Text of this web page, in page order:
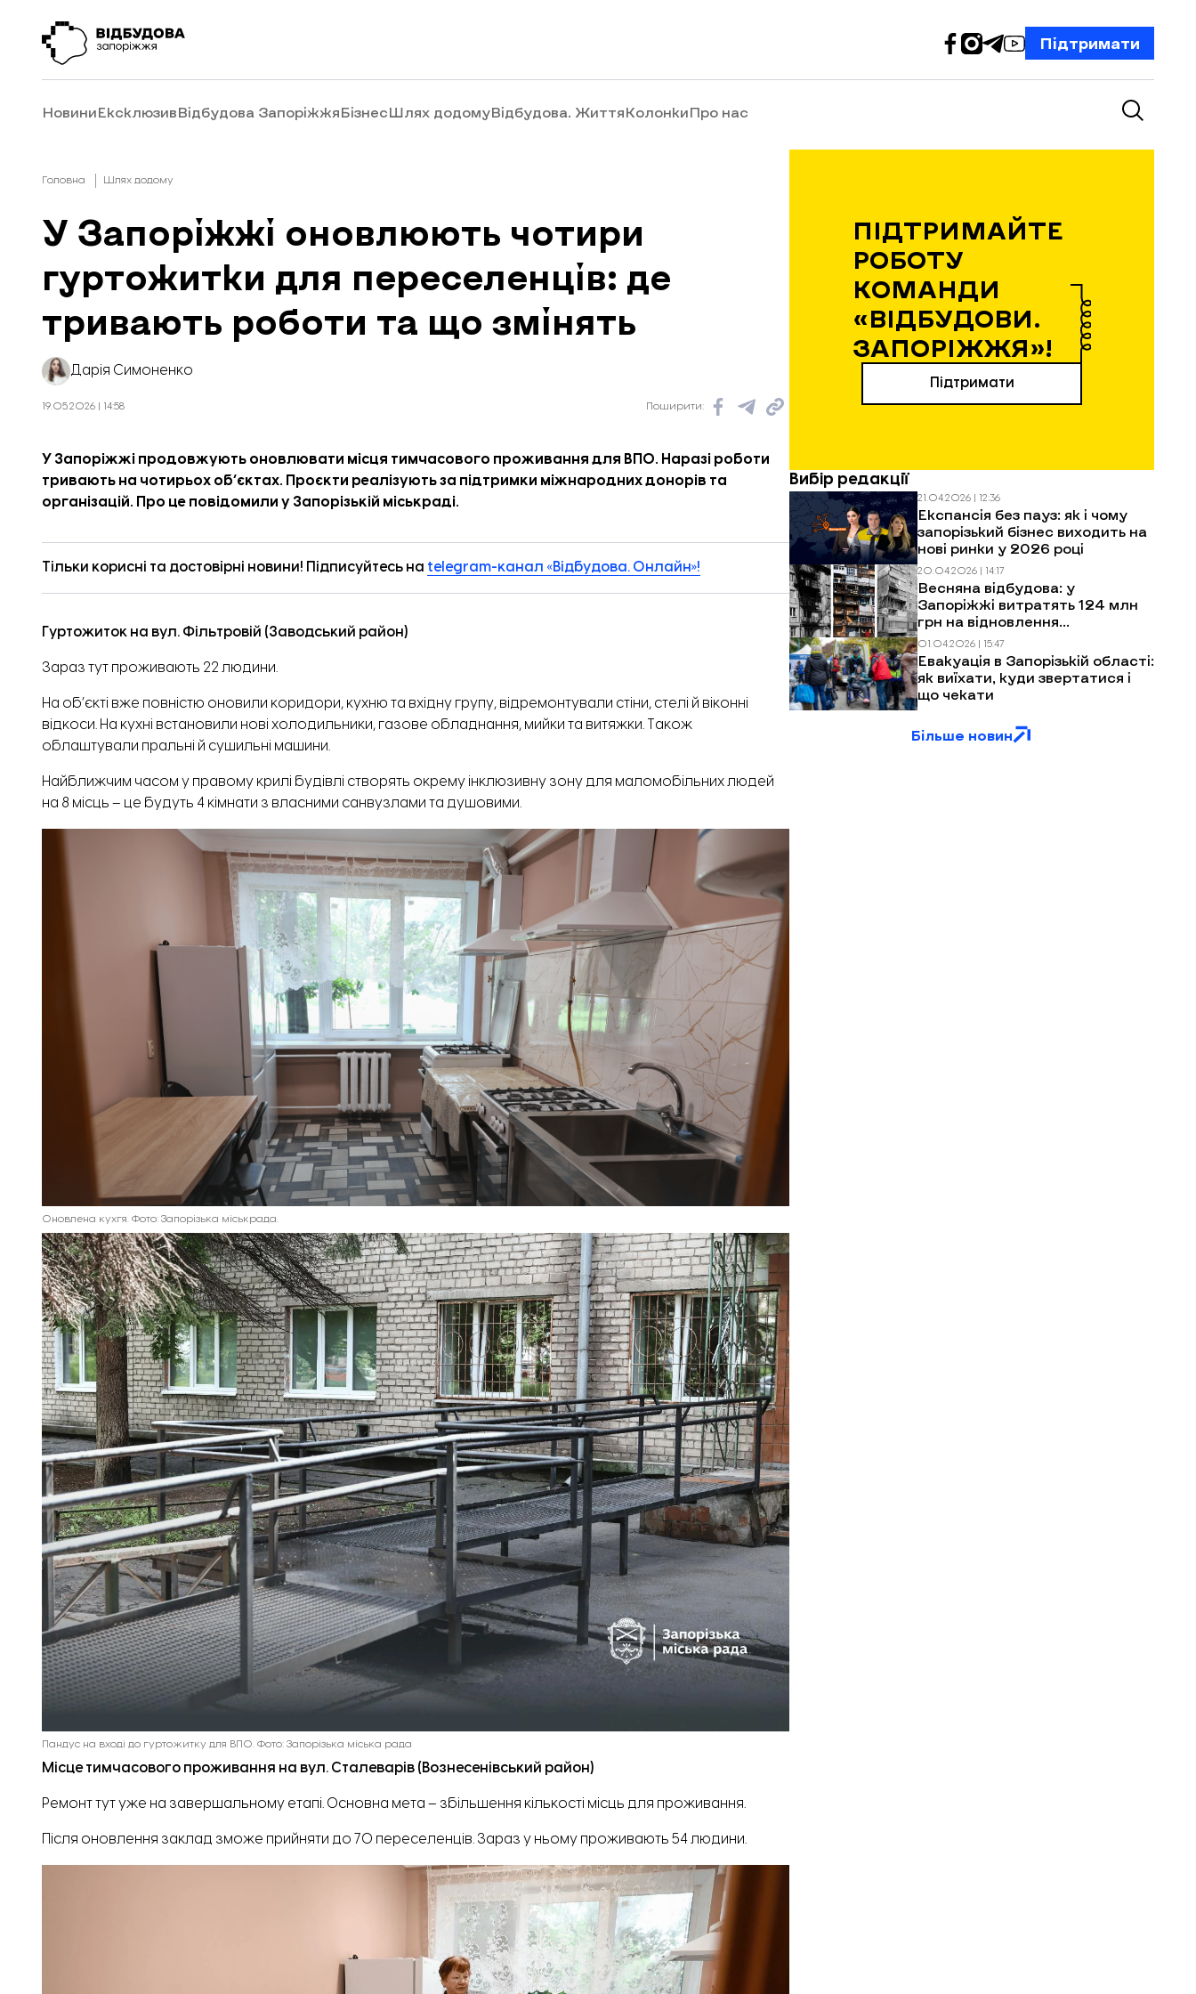
Підтримати
НовиниЕксклюзивВідбудова ЗапоріжжяБізнесШлях додомуВідбудова. ЖиттяКолонкиПро нас
Головна Шлях додому
У Запоріжжі оновлюють чотири
гуртожитки для переселенців: де
тривають роботи та що змінять
Дарія Симоненко
19.05.2026 | 14:58 Поширити:
У Запоріжжі продовжують оновлювати місця тимчасового проживання для ВПО. Наразі роботи
тривають на чотирьох об’єктах. Проєкти реалізують за підтримки міжнародних донорів та
організацій. Про це повідомили у Запорізькій міськраді.
Тільки корисні та достовірні новини! Підписуйтесь на telegram-канал «Відбудова. Онлайн»!
Гуртожиток на вул. Фільтровій (Заводський район)
Зараз тут проживають 22 людини.
На об’єкті вже повністю оновили коридори, кухню та вхідну групу, відремонтували стіни, стелі й віконні
відкоси. На кухні встановили нові холодильники, газове обладнання, мийки та витяжки. Також
облаштували пральні й сушильні машини.
Найближчим часом у правому крилі будівлі створять окрему інклюзивну зону для маломобільних людей
на 8 місць – це будуть 4 кімнати з власними санвузлами та душовими.
Оновлена кухгя. Фото: Запорізька міськрада.
Пандус на вході до гуртожитку для ВПО. Фото: Запорізька міська рада
Місце тимчасового проживання на вул. Сталеварів (Вознесенівський район)
Ремонт тут уже на завершальному етапі. Основна мета – збільшення кількості місць для проживання.
Після оновлення заклад зможе прийняти до 70 переселенців. Зараз у ньому проживають 54 людини.
ПІДТРИМАЙТЕ
РОБОТУ
КОМАНДИ
«ВІДБУДОВИ.
ЗАПОРІЖЖЯ»!
Підтримати
Вибір редакції
21.04.2026 | 12:36
Експансія без пауз: як і чому
запорізький бізнес виходить на
нові ринки у 2026 році
20.04.2026 | 14:17
Весняна відбудова: у
Запоріжжі витратять 124 млн
грн на відновлення
багатоповерхівок після
обстрілів
01.04.2026 | 15:47
Евакуація в Запорізькій області:
як виїхати, куди звертатися і
що чекати
Більше новин